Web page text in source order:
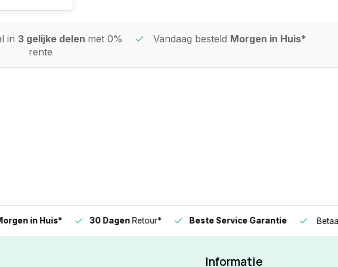
in 3 gelijke delen met 0%
rente
Vandaag besteld Morgen in Huis*
in Huis* 30 DagenRetour* Beste Service Garantie Betaal in
Informatie